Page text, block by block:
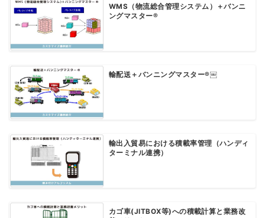
WMS（物流総合管理システム）＋バンニ
ングマスター®
輸配送＋バンニングマスター®￼
輸出入貿易における積載率管理（ハンディ
ターミナル連携）
カゴ車(JITBOX等)への積載計算と業務改